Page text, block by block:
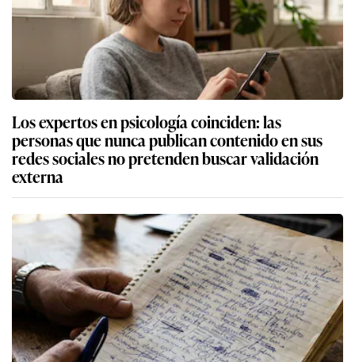
Los expertos en psicología coinciden: las
personas que nunca publican contenido en sus
redes sociales no pretenden buscar validación
externa